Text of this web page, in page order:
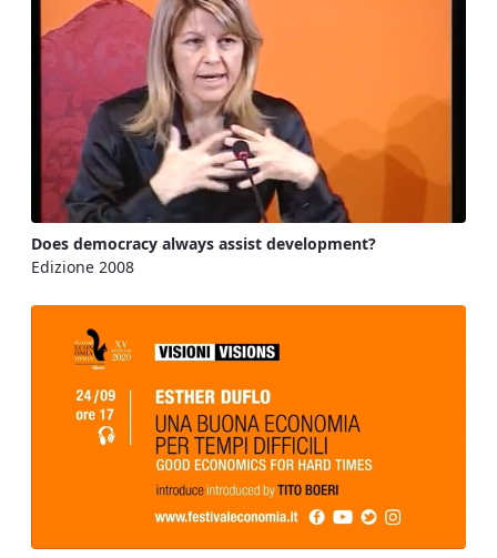
Does democracy always assist development?
Edizione 2008